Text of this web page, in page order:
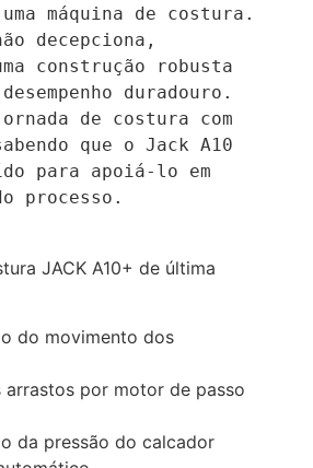
máquina de costura.
decepciona,
construção robusta
duradouro.
de costura com
que o Jack A10
para apoiá-lo em
processo.
JACK A10+ de última
do movimento dos
arrastos por motor de passo
da pressão do calcador